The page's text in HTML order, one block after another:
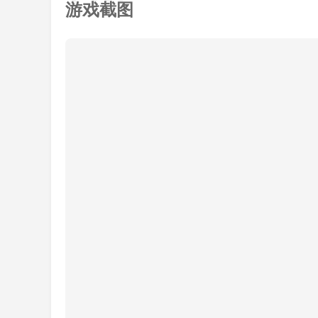
射(射)箭(箭)模(模)拟(拟)器(器)的(的)醉(醉)新(新
游戏截图